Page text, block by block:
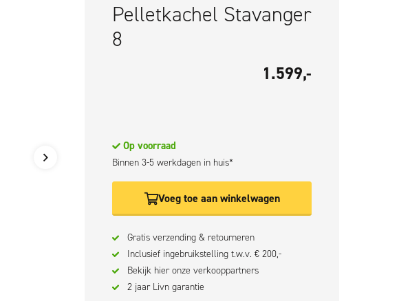
Pelletkachel Stavanger
8
1.599,-
Op voorraad
Binnen 3-5 werkdagen in huis*
Voeg toe aan winkelwagen
Gratis verzending & retourneren
Inclusief ingebruikstelling t.w.v. € 200,-
Bekijk hier onze verkooppartners
2 jaar Livn garantie